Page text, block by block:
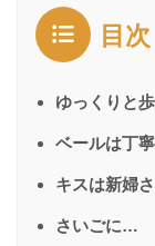
目次
ゆっくりと
ベールは丁
キスは新婦
さいごに…